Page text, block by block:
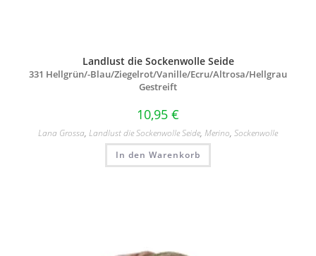
Landlust die Sockenwolle Seide
331 Hellgrün/-Blau/Ziegelrot/Vanille/Ecru/Altrosa/Hellgrau
Gestreift
10,95 €
Lana Grossa, Landlust die Sockenwolle Seide, Merino, Sockenwolle
In den Warenkorb